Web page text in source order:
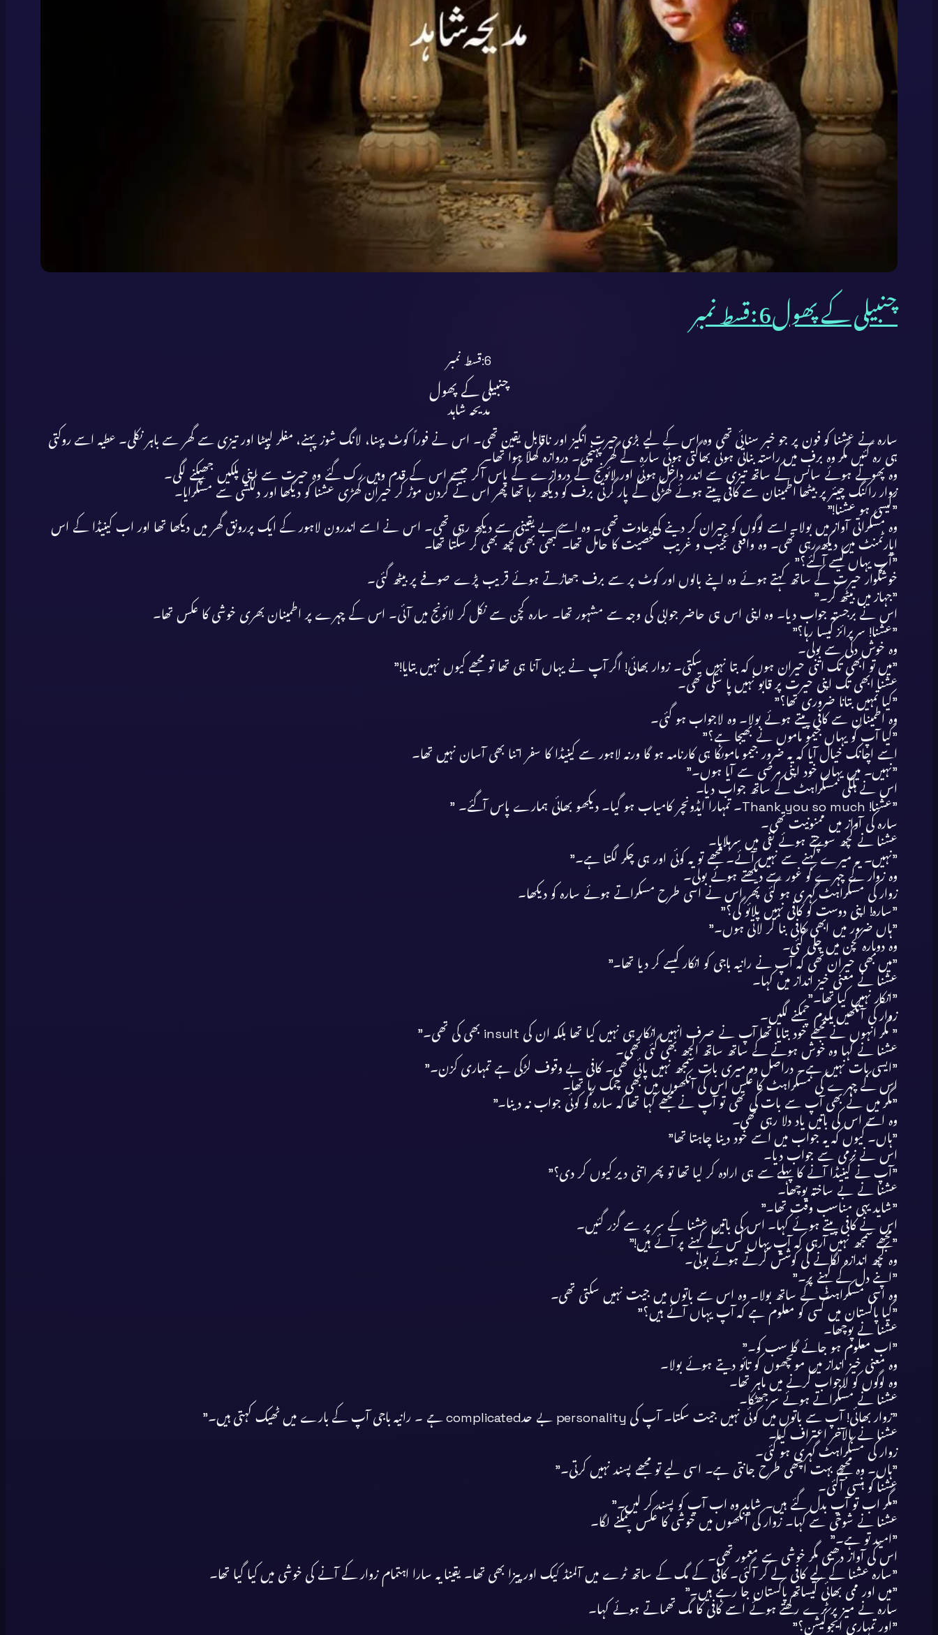
چنبیلی کے پھول6 :قسط نمبر
6:قسط نمبر
چنبیلی کے پھول
مدیحہ شاہد
سارہ نے عشنا کو فون پر جو خبر سنائی تھی وہ اس کے لیے بڑی حیرت انگیز اور ناقابلِ یقین تھی۔ اس نے فوراً کوٹ پہنا، لانگ شوز پہنے، مفلر لپیٹا اور تیزی سے گھر سے باہر نکلی۔ عطیہ اسے روکتی
ہی رہ گئیں مگر وہ برف میں راستہ بناتی ہوئی بھاگتی ہوئی سارہ کے گھر پہنچی۔ دروازہ کھلا ہوا تھا۔
وہ پھولے ہوئے سانس کے ساتھ تیزی سے اندر داخل ہوئی اور لائونج کے دروازے کے پاس آکر جیسے اس کے قدم وہیں رک گئے وہ حیرت سے اپنی پلکیں جھپکنے لگی۔
زوار راکنگ چیئر پر بیٹھا اطمینان سے کافی پیتے ہوئے کھڑکی کے پار گرتی برف کو دیکھ رہا تھا پھر اس نے گردن موڑ کر حیران کھڑی عشنا کو دیکھا اور دلکشی سے مسکرایا۔
”کیسی ہو عشنا!”
وہ مسکراتی آواز میں بولا۔ اسے لوگوں کو حیران کر دینے کی عادت تھی۔ وہ اسے بے یقینی سے دیکھ رہی تھی۔ اس نے اسے اندرون لاہور کے ایک پررونق گھر میں دیکھا تھا اور اب کینیڈا کے اس
اپارٹمنٹ میں دیکھ رہی تھی۔ وہ واقعی عجیب و غریب شخصیت کا حامل تھا۔ کبھی بھی کچھ بھی کر سکتا تھا۔
”آپ یہاں کیسے آگئے؟”
خوشگوار حیرت کے ساتھ کہتے ہوئے وہ اپنے بالوں اور کوٹ پر سے برف جھاڑتے ہوئے قریب پڑے صوفے پر بیٹھ گئی۔
”جہاز میں بیٹھ کر۔”
اس نے برجستہ جواب دیا۔ وہ اپنی اس ہی حاضر جوابی کی وجہ سے مشہور تھا۔ سارہ کچن سے نکل کر لائونج میں آئی۔ اس کے چہرے پر اطمینان بھری خوشی کا عکس تھا۔
”عشنا! سرپرائز کیسا رہا؟”
وہ خوش دلی سے بولی۔
”میں تو ابھی تک اتنی حیران ہوں کہ بتا نہیں سکتی۔ زوار بھائی! اگر آپ نے یہاں آنا ہی تھا تو مجھے کیوں نہیں بتایا!”
عشنا ابھی تک اپنی حیرت پر قابو نہیں پا سکی تھی۔
”کیا تمہیں بتانا ضروری تھا؟”
وہ اطمینان سے کافی پیتے ہوئے بولا۔ وہ لاجواب ہو گئی۔
”کیا آپ کو یہاں جیمو ماموں نے بھیجا ہے؟”
اسے اچانک خیال آیا کہ یہ ضرور جیمو ماموںکا ہی کارنامہ ہو گا ورنہ لاہور سے کینیڈا کا سفر اتنا بھی آسان نہیں تھا۔
”نہیں۔ میں یہاں خود اپنی مرضی سے آیا ہوں۔”
اس نے ہلکی مسکراہٹ کے ساتھ جواب دیا۔
”عشنا! Thank you so much۔ تمہارا ایڈونچر کامیاب ہو گیا۔ دیکھو بھائی ہمارے پاس آگئے۔ ”
سارہ کی آواز میں ممنونیت تھی۔
عشنا نے کچھ سوچتے ہوئے نفی میں سرہلایا۔
”نہیں۔ یہ میرے کہنے سے نہیں آئے۔ مجھے تو یہ کوئی اور ہی چکر لگتا ہے۔”
وہ زوار کے چہرے کو غور سے دیکھتے ہوئے بولی۔
زوار کی مسکراہٹ گہری ہو گئی پھر اس نے اسی طرح مسکراتے ہوئے سارہ کو دیکھا۔
”سارہ! اپنی دوست کو کافی نہیں پلائو گی؟”
”ہاں ضرور میں ابھی کافی بنا کر لاتی ہوں۔”
وہ دوبارہ کچن میں چلی گئی۔
”میں بھی حیران تھی کہ آپ نے رانیہ باجی کو انکار کیسے کر دیا تھا۔”
عشنا نے معنی خیز انداز میں کہا۔
”انکار نہیں کیا تھا۔”
زوار کی آنکھیں یکدم چمکنے لگیں۔
” مگر انہوں نے مجھے خود بتایا تھا آپ نے صرف انہیں انکار ہی نہیں کیا تھا بلکہ ان کی insult بھی کی تھی۔”
عشنا نے کہا وہ خوش ہونے کے ساتھ ساتھ الجھ بھی گئی تھی۔
”ایسی بات نہیں ہے۔ دراصل وہ میری بات سمجھ نہیں پائی تھی۔ کافی بے وقوف لڑکی ہے تمہاری کزن۔”
اس کے چہرے کی مسکراہٹ کا عکس اس کی آنکھوں میں بھی چمک رہا تھا۔
”مگر میں نے بھی آپ سے بات کی تھی تو آپ نے مجھے کہا تھا کہ سارہ کو کوئی جواب نہ دینا۔”
وہ اسے اس کی باتیں یاد دلا رہی تھی۔
”ہاں۔ کیوں کہ یہ جواب میں اسے خود دینا چاہتا تھا”
اس نے نرمی سے جواب دیا۔
”آپ نے کینیڈا آنے کا پہلے سے ہی ارادہ کر لیا تھا تو پھر اتنی دیر کیوں کر دی؟”
عشنا نے بے ساختہ پوچھا۔
”شاید یہی مناسب وقت تھا۔”
اس نے کافی پیتے ہوئے کہا۔ اس کی باتیں عشنا کے سر پر سے گزر گئیں۔
”مجھے سمجھ نہیں آرہی کہ آپ یہاں کس کے کہنے پر آئے ہیں!”
وہ کچھ اندازہ لگانے کی کوشش کرتے ہوئے بولی۔
”اپنے دل کے کہنے پر۔”
وہ اسی مسکراہٹ کے ساتھ بولا۔ وہ اس سے باتوں میں جیت نہیں سکتی تھی۔
”کیا پاکستان میں کسی کو معلوم ہے کہ آپ یہاں آئے ہیں؟”
عشنا نے پوچھا۔
”اب معلوم ہو جائے گا سب کو۔”
وہ معنی خیز انداز میں مونچھوں کو تائو دیتے ہوئے بولا۔
وہ لوگوں کو لاجواب کرنے میں ماہر تھا۔
عشنا نے مسکراتے ہوئے سرجھٹکا۔
”زوار بھائی! آپ سے باتوں میں کوئی نہیں جیت سکتا۔ آپ کی personality بے حدcomplicated ہے ۔ رانیہ باجی آپ کے بارے میں ٹھیک کہتی ہیں۔”
عشنا نے بالآخر اعتراف کیا۔
زوار کی مسکراہٹ گہری ہو گئی۔
”ہاں۔ وہ مجھے بہت اچھی طرح جانتی ہے۔ اسی لیے تو مجھے پسند نہیں کرتی۔”
عشنا کو ہنسی آگئی۔
”مگر اب تو آپ بدل گئے ہیں۔ شاید وہ اب آپ کو پسند کر لیں۔”
عشنا نے شوخی سے کہا۔ زوار کی آنکھوں میں خوشی کا عکس چمکنے لگا۔
”امید تو ہے۔”
اس کی آواز دھیمی مگر خوشی سے معمور تھی۔
”سارہ عشنا کے لیے کافی لے کر آگئی۔ کافی کے مگ کے ساتھ ٹرے میں آلمنڈ کیک اور پیزا بھی تھا۔ یقینا یہ سارا اہتمام زوار کے آنے کی خوشی میں کیا گیا تھا۔
”میں اور ممی بھائی کیساتھ پاکستان جا رہے ہیں۔”
سارہ نے میز پر ٹرے رکھتے ہوئے اسے کافی کا مگ تھماتے ہوئے کہا۔
”اور تمہاری ایجوکیشن؟”